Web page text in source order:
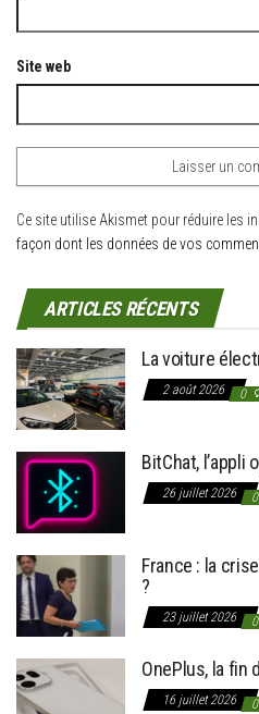
Site web
Ce site utilise Akismet pour réduire les
façon dont les données de vos
ARTICLES RÉCENTS
La voiture
2 août 2026 0
BitChat, l’appli
26 juillet 2026 0
France : la
?
23 juillet 2026 0
OnePlus, la fin
16 juillet 2026 0